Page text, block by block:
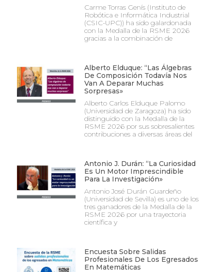
Carme Torras Genís (Instituto de
Robótica e Informática Industrial
(CSIC-UPC)) ha sido galardonada
con la Medalla de la RSME 2026
gracias a la combinación de
Alberto Elduque: “Las Álgebras
De Composición Todavía Nos
Van A Deparar Muchas
Sorpresas»
Alberto Carlos Elduque Palomo
(Universidad de Zaragoza) ha sido
distinguido con la Medalla de la
RSME 2026 por sus sobresalientes
contribuciones a diversas áreas del
Antonio J. Durán: “La Curiosidad
Es Un Motor Imprescindible
Para La Investigación»
Antonio José Durán Guardeño
(Universidad de Sevilla) es uno de los
tres ganadores de la Medalla de la
RSME 2026 por una trayectoria
científica y
Encuesta Sobre Salidas
Profesionales De Los Egresados
En Matemáticas